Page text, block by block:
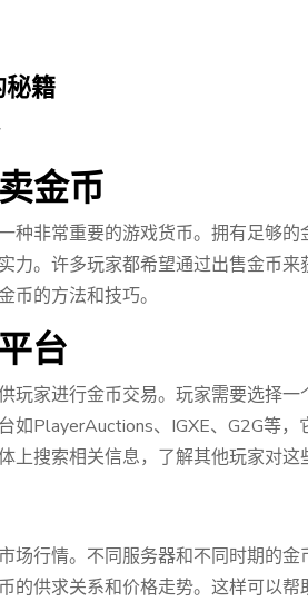
秘籍
金币
种非常重要的游戏货币。拥有足够
力。许多玩家都希望通过出售金币
币的方法和技巧。
台
玩家进行金币交易。玩家需要选择
如PlayerAuctions、IGXE、G2G等
上搜索相关信息，了解其他玩家对这
场行情。不同服务器和不同时期的
的供求关系和价格走势。这样可以